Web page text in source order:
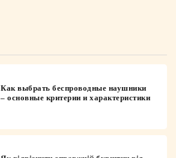
Как выбрать беспроводные наушники
– основные критерии и характеристики